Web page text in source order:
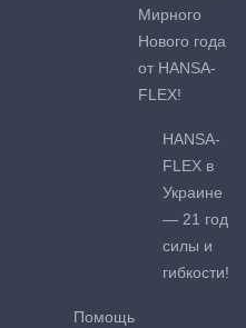
Мирного
Нового года
от HANSA-
FLEX!
HANSA-
FLEX в
Украине
— 21 год
силы и
гибкости!
Помощь